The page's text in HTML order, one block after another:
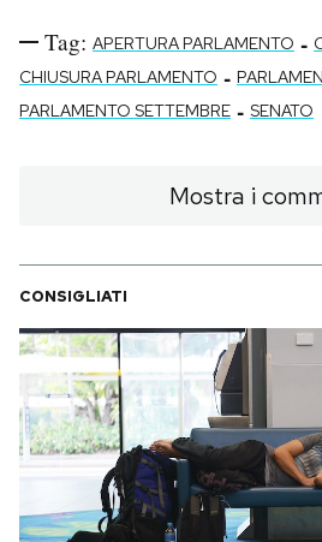
Tag: APERTURA PARLAMENTO -
CHIUSURA PARLAMENTO -
PARLAMENTO SETTEMBRE - SENATO
Mostra i
CONSIGLIATI